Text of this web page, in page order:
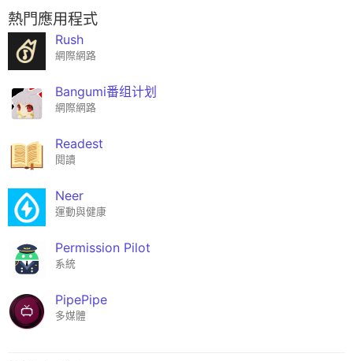
熱門應用程式
Rush
網際網路
Bangumi番组计划
網際網路
Readest
閱讀
Neer
運動與健康
Permission Pilot
系統
PipePipe
多媒體